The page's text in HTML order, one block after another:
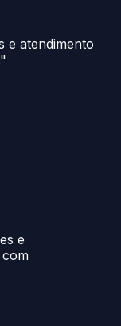
e atendimento
e
com